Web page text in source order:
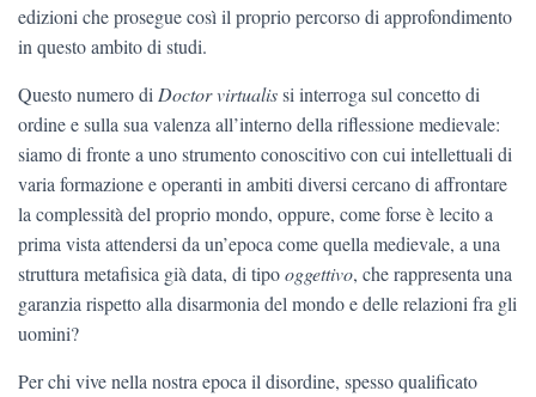
edizioni che prosegue così il proprio percorso di approfondimento
in questo ambito di studi.
Questo numero di Doctor virtualissi interroga sul concetto di
ordine e sulla sua valenza all’interno della riflessione medievale:
siamo di fronte a uno strumento conoscitivo con cui intellettuali di
varia formazione e operanti in ambiti diversi cercano di affrontare
la complessità del proprio mondo, oppure, come forse è lecito a
prima vista attendersi da un’epoca come quella medievale, a una
struttura metafisica già data, di tipooggettivo, che rappresenta una
garanzia rispetto alla disarmonia del mondo e delle relazioni fra gli
uomini?
Per chi vive nella nostra epoca il disordine, spesso qualificato